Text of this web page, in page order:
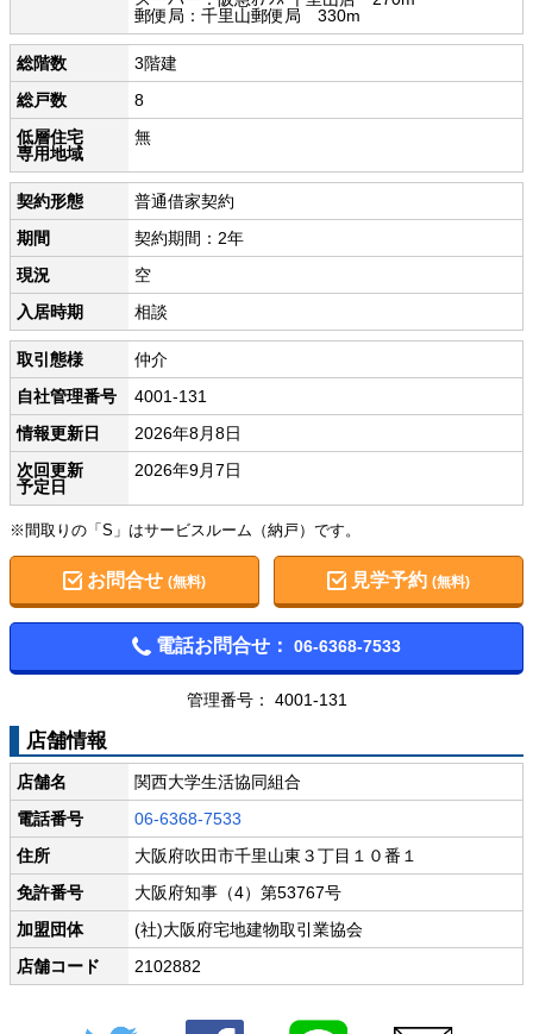
郵便局：千里山郵便局 330m
総階数
3階建
総戸数
8
低層住宅
専用地域
無
契約形態
普通借家契約
期間
契約期間：2年
現況
空
入居時期
相談
取引態様
仲介
自社管理番号
4001-131
情報更新日
2026年8月8日
次回更新
予定日
2026年9月7日
※間取りの「S」はサービスルーム（納戸）です。
お問合せ (無料) 見学予約(無料)
電話お問合せ： 06-6368-7533
管理番号： 4001-131
店舗情報
店舗名
関西大学生活協同組合
電話番号
06-6368-7533
住所
大阪府吹田市千里山東３丁目１０番１
免許番号
大阪府知事（4）第53767号
加盟団体
(社)大阪府宅地建物取引業協会
店舗コード
2102882
Twitter Facebook